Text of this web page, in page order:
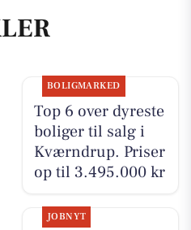
BOLIGMARKED
Top 6 over dyreste
boliger til salg i
Kværndrup. Priser
op til 3.495.000 kr
JOBNYT